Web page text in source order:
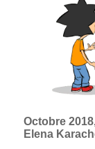
Octobre
Elena